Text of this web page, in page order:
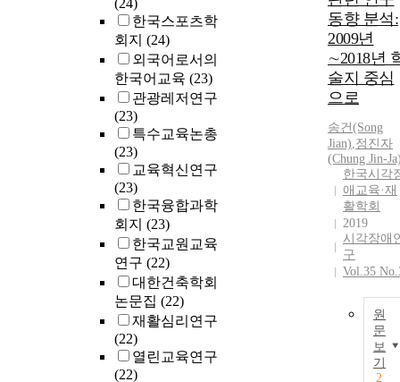
(24)
한국스포츠학
회지 (24)
외국어로서의
한국어교육 (23)
관광레저연구
(23)
특수교육논총
(23)
교육혁신연구
(23)
한국융합과학
회지 (23)
한국교원교육
연구 (22)
대한건축학회
논문집 (22)
재활심리연구
(22)
열린교육연구
(22)
동향 분석:
2009년
∼2018년
술지 중심
으로
송건(Song
Jian),정진자
(Chung Jin-
한국시각
애교육·재
활학회
2019
시각장애
구
Vol.35
원
문
보
기
2